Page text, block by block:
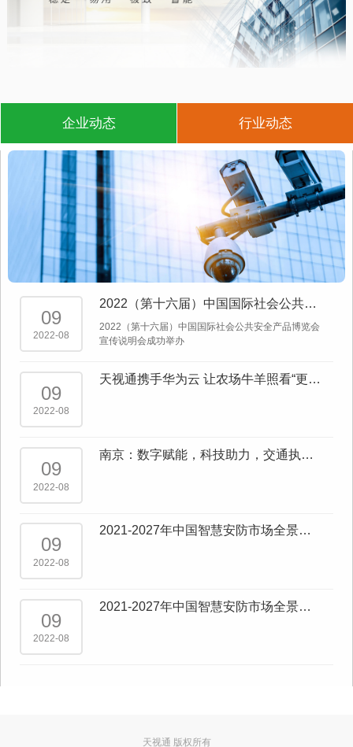
企业动态 行业动态
09
2022-08
2022（第十六届）中国国际社会公共安
全产品博览会宣传说明会成功举办
2022（第十六届）中国国际社会公共安全产品博览会
宣传说明会成功举办
09
2022-08
天视通携手华为云 让农场牛羊照看“更有
09
2022-08
南京：数字赋能，科技助力，交通执
09
2022-08
2021-2027年中国智慧安防市场全景调
09
2022-08
2021-2027年中国智慧安防市场全景调
天视通 版权所有